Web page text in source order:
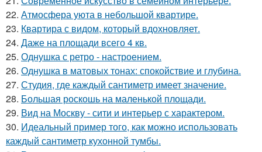
22. Атмосфера уюта в небольшой квартире.
23. Квартира с видом, который вдохновляет.
24. Даже на площади всего 4 кв.
25. Однушка с ретро - настроением.
26. Однушка в матовых тонах: спокойствие и глубина.
27. Студия, где каждый сантиметр имеет значение.
28. Большая роскошь на маленькой площади.
29. Вид на Москву - сити и интерьер с характером.
30. Идеальный пример того, как можно использовать
каждый сантиметр кухонной тумбы.